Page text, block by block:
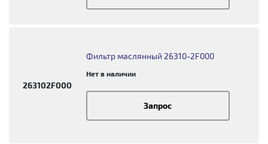
263102F000
Фильтр маслянный 26310-2F000
Нет в наличии
Запрос